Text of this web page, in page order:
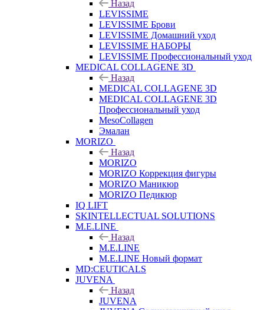
Назад
LEVISSIME
LEVISSIME Брови
LEVISSIME Домашний уход
LEVISSIME НАБОРЫ
LEVISSIME Профессиональный уход
MEDICAL COLLAGENE 3D
Назад
MEDICAL COLLAGENE 3D
MEDICAL COLLAGENE 3D
Профессиональный уход
MesoCollagen
Эмалан
MORIZO
Назад
MORIZO
MORIZO Коррекция фигуры
MORIZO Маникюр
MORIZO Педикюр
IQ LIFT
SKINTELLECTUAL SOLUTIONS
M.E.LINE
Назад
M.E.LINE
M.E.LINE Новый формат
MD:CEUTICALS
JUVENA
Назад
JUVENA